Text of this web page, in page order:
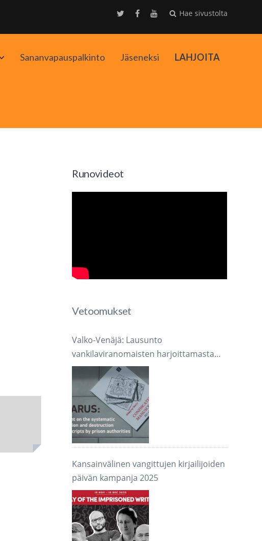
Hae sivustolta
AvaaSananvapauspalkinto Jäseneksi LAHJOITA
Runovideot
Vetoomukset
Valko-Venäjä: Lausunto
vankilaviranomaisten harjoittamasta
järjestelmällisestä käsikirjoitusten
takavarikoinnista ja tuhoamisesta
Kansainvälinen vangittujen kirjailijoiden
päivän kampanja 2025